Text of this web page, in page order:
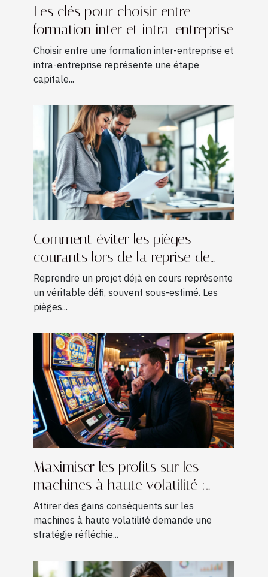
Les clés pour choisir entre
formation inter et intra-entreprise
Choisir entre une formation inter-entreprise et
intra-entreprise représente une étape
capitale...
Comment éviter les pièges
courants lors de la reprise de
projets existants ?
Reprendre un projet déjà en cours représente
un véritable défi, souvent sous-estimé. Les
pièges...
Maximiser les profits sur les
machines à haute volatilité :
Techniques avancées
Attirer des gains conséquents sur les
machines à haute volatilité demande une
stratégie réfléchie...